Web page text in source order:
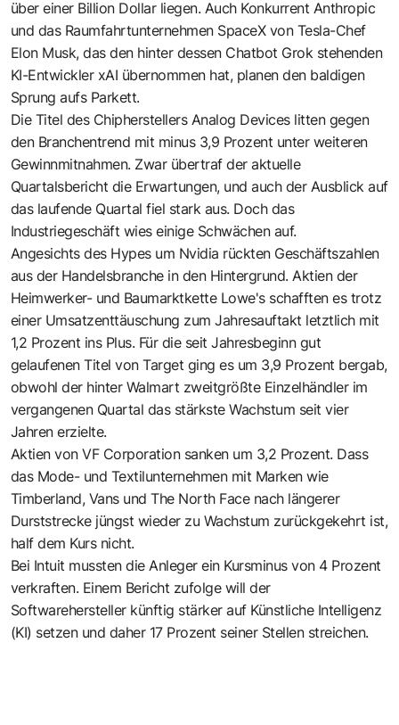
über einer Billion Dollar liegen. Auch Konkurrent Anthropic
und das Raumfahrtunternehmen SpaceX von Tesla-Chef
Elon Musk, das den hinter dessen Chatbot Grok stehenden
KI-Entwickler xAI übernommen hat, planen den baldigen
Sprung aufs Parkett.
Die Titel des Chipherstellers Analog Devices litten gegen
den Branchentrend mit minus 3,9 Prozent unter weiteren
Gewinnmitnahmen. Zwar übertraf der aktuelle
Quartalsbericht die Erwartungen, und auch der Ausblick auf
das laufende Quartal fiel stark aus. Doch das
Industriegeschäft wies einige Schwächen auf.
Angesichts des Hypes um Nvidia rückten Geschäftszahlen
aus der Handelsbranche in den Hintergrund. Aktien der
Heimwerker- und Baumarktkette Lowe's schafften es trotz
einer Umsatzenttäuschung zum Jahresauftakt letztlich mit
1,2 Prozent ins Plus. Für die seit Jahresbeginn gut
gelaufenen Titel von Target ging es um 3,9 Prozent bergab,
obwohl der hinter Walmart zweitgrößte Einzelhändler im
vergangenen Quartal das stärkste Wachstum seit vier
Jahren erzielte.
Aktien von VF Corporation sanken um 3,2 Prozent. Dass
das Mode- und Textilunternehmen mit Marken wie
Timberland, Vans und The North Face nach längerer
Durststrecke jüngst wieder zu Wachstum zurückgekehrt ist,
half dem Kurs nicht.
Bei Intuit mussten die Anleger ein Kursminus von 4 Prozent
verkraften. Einem Bericht zufolge will der
Softwarehersteller künftig stärker auf Künstliche Intelligenz
(KI) setzen und daher 17 Prozent seiner Stellen streichen.